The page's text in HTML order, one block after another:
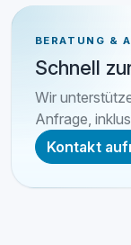
BERATUNG &
Schnell
Wir
Anfrage,
Kontakt